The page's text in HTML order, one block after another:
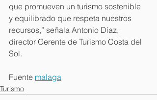
que promueven un turismo sostenible
y equilibrado que respeta nuestros
recursos,” señala Antonio Díaz,
director Gerente de Turismo Costa del
Sol.
Fuente malaga
Turismo